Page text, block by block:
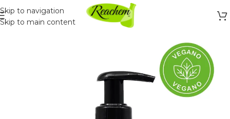
Skip to navigation
Skip to main content